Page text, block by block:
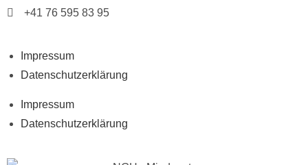
+41 76 595 83 95
Impressum
Datenschutzerklärung
Impressum
Datenschutzerklärung